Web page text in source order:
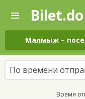
—
Поиск
и
покупка
билетов
на
автобус
онлайн
Bilet.do
Малмыж –
По времени
Время